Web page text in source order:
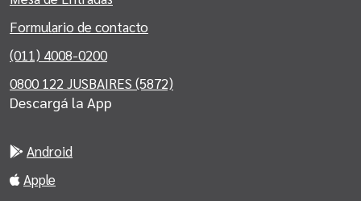
Formulario de contacto
(011) 4008-0200
0800 122 JUSBAIRES (5872)
Descargá la App
Android
Apple